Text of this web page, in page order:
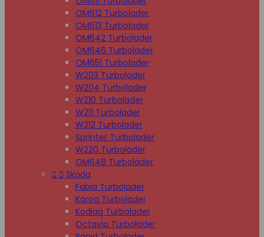
OM612 Turbolader
OM613 Turbolader
OM642 Turbolader
OM646 Turbolader
OM651 Turbolader
W203 Turbolader
W204 Turbolader
W210 Turbolader
W211 Turbolader
W212 Turbolader
Sprinter Turbolader
W220 Turbolader
OM648 Turbolader
  Skoda
Fabia Turbolader
Karoq Turbolader
Kodiaq Turbolader
Octavia Turbolader